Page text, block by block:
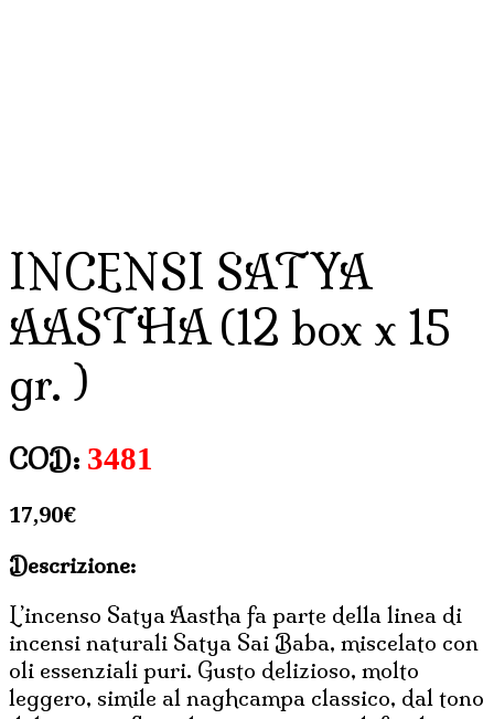
INCENSI SATYA
AASTHA (12 box x 15
gr. )
COD: 3481
17,90€
Descrizione:
L’incenso Satya Aastha fa parte della linea di
incensi naturali Satya Sai Baba, miscelato con
oli essenziali puri. Gusto delizioso, molto
leggero, simile al naghcampa classico, dal tono